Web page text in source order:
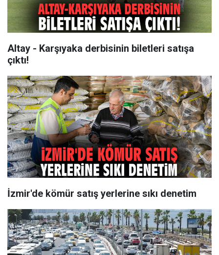
Altay - Karşıyaka derbisinin biletleri satışa
çıktı!
İzmir'de kömür satış yerlerine sıkı denetim